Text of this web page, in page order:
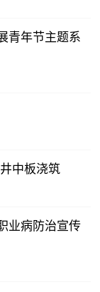
青年节主题系
中板浇筑
业病防治宣传